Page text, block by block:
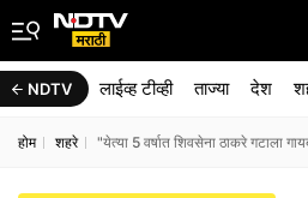
NDTV लाईव्ह टीव्ही ताज्या देश
होम शहरे "येत्या 5 वर्षात शिवसेना ठाकरे गटाला